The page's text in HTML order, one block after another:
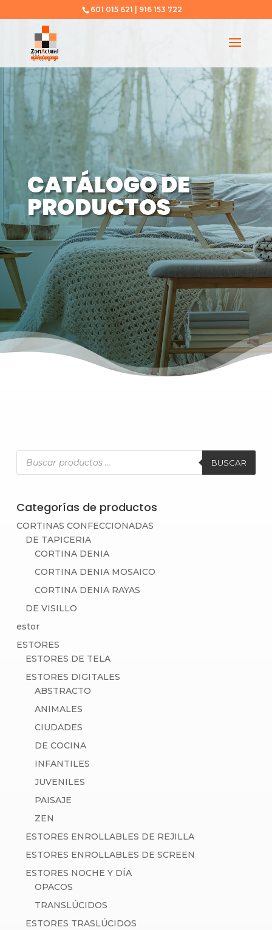
601 015 621 | 916 153 722
CATÁLOGO DE
PRODUCTOS
Búsqueda
productos
BUSCAR
Categorías de productos
CORTINAS CONFECCIONADAS
DE TAPICERIA
CORTINA DENIA
CORTINA DENIA MOSAICO
CORTINA DENIA RAYAS
DE VISILLO
estor
ESTORES
ESTORES DE TELA
ESTORES DIGITALES
ABSTRACTO
ANIMALES
CIUDADES
DE COCINA
INFANTILES
JUVENILES
PAISAJE
ZEN
ESTORES ENROLLABLES DE REJILLA
ESTORES ENROLLABLES DE SCREEN
ESTORES NOCHE Y DÍA
OPACOS
TRANSLÚCIDOS
ESTORES TRASLÚCIDOS